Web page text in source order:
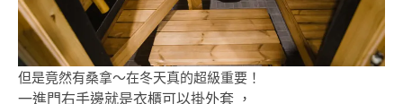
但是竟然有桑拿～在冬天真的超級重要！
一進門右手邊就是衣櫃可以掛外套 ，